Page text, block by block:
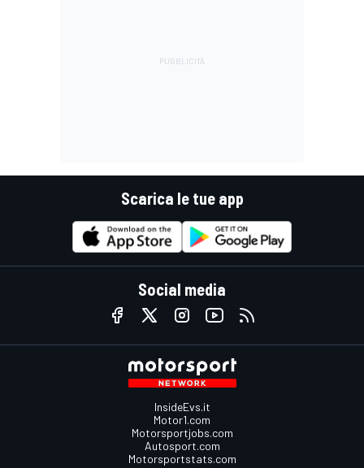
Scarica le tue app
Social media
InsideEvs.it
Motor1.com
Motorsportjobs.com
Autosport.com
Motorsportstats.com